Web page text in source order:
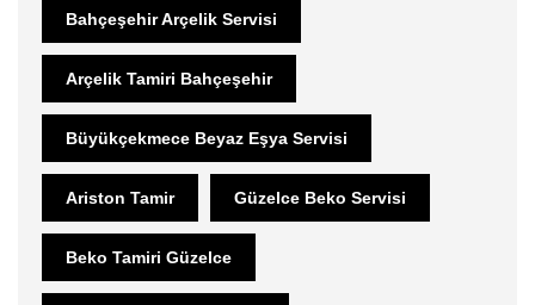
Bahçeşehir Arçelik Servisi
Arçelik Tamiri Bahçeşehir
Büyükçekmece Beyaz Eşya Servisi
Ariston Tamir Güzelce Beko Servisi
Beko Tamiri Güzelce